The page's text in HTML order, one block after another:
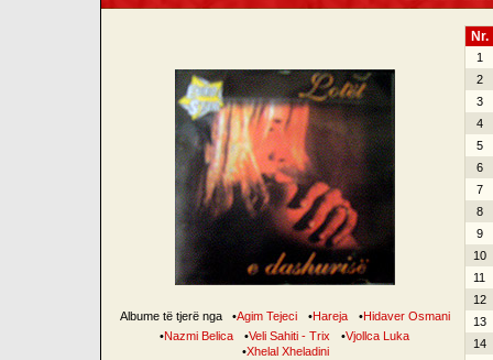
Albume të tjerë nga •Agim Tejeci •Hareja •Hidaver Osmani
•Nazmi Belica •Veli Sahiti - Trix •Vjollca Luka
•Xhelal Xheladini
Nr.
1
2
3
4
5
6
7
8
9
10
11
12
13
14